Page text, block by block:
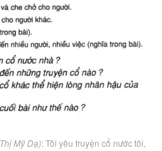
Mỹ Dạ): Tôi yêu truyện cổ nước tôi,